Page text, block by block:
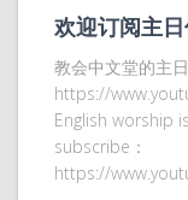
欢迎订阅主
教会中文堂的主
https://
English worship
subscribe：
https://